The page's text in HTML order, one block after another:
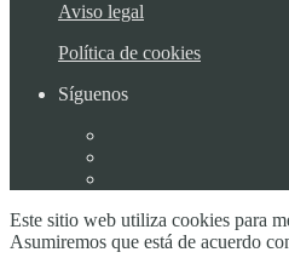
Aviso legal
Política de cookies
Síguenos
Este sitio web utiliza cookies para
Asumiremos que está de acuerdo